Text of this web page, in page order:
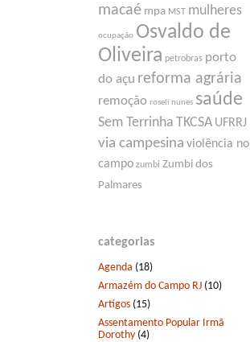
macaé mpa MST mulheres
ocupação Osvaldo de
Oliveira petrobras porto
do açu reforma agrária
remoção roseli nunes saúde
Sem Terrinha TKCSA UFRRJ
via campesina violência no
campo zumbi Zumbi dos
Palmares
categorias
Agenda (18)
Armazém do Campo RJ (10)
Artigos (15)
Assentamento Popular Irmã
Dorothy (4)